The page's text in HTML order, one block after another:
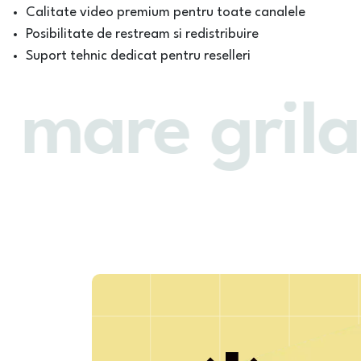
Calitate video premium pentru toate canalele
Posibilitate de restream si redistribuire
Suport tehnic dedicat pentru reselleri
grila